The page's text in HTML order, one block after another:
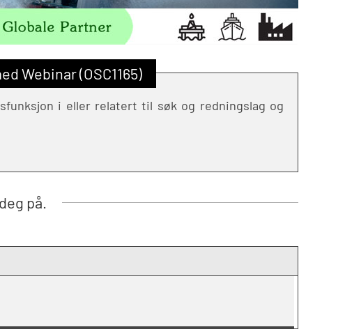
Webinar (OSC1165)
i eller relatert til søk og redningslag og
på.